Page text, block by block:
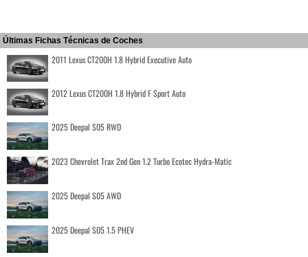
Últimas Fichas Técnicas de Coches
2011 Lexus CT200H 1.8 Hybrid Executive Auto
2012 Lexus CT200H 1.8 Hybrid F Sport Auto
2025 Deepal S05 RWD
2023 Chevrolet Trax 2nd Gen 1.2 Turbo Ecotec Hydra-Matic
2025 Deepal S05 AWD
2025 Deepal S05 1.5 PHEV